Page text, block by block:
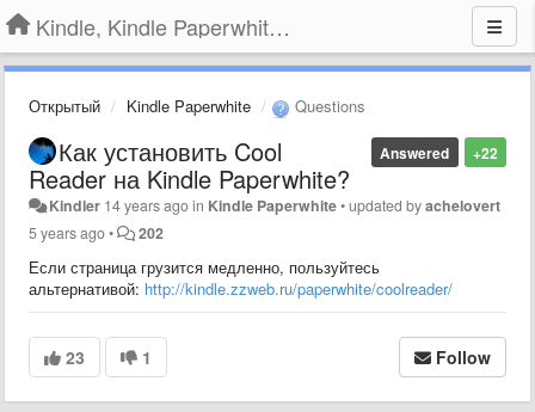
Kindle, Kindle Paperwhite, Kindle Voyage
Открытый Kindle Paperwhite Questions
+22
Answered
Как установить Cool
Reader на Kindle Paperwhite?
Kindler 14 years agoin Kindle Paperwhite•updated byachelovert
5 years ago• 202
Если страница грузится медленно, пользуйтесь
альтернативой: http://kindle.zzweb.ru/paperwhite/coolreader/
23 1 Follow